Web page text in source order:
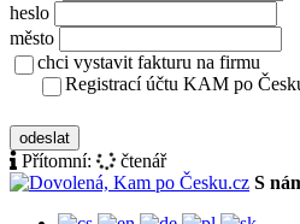
heslo
město
chci vystavit fakturu na firmu
Registrací účtu KAM po
odeslat
Přítomní:
čtenář
S